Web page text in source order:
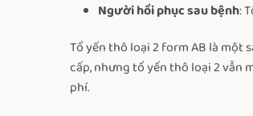
Người hồi phục sau bệnh:
Tổ yến thô loại 2 form AB là một
cấp, nhưng tổ yến thô loại 2 vẫn
phí.